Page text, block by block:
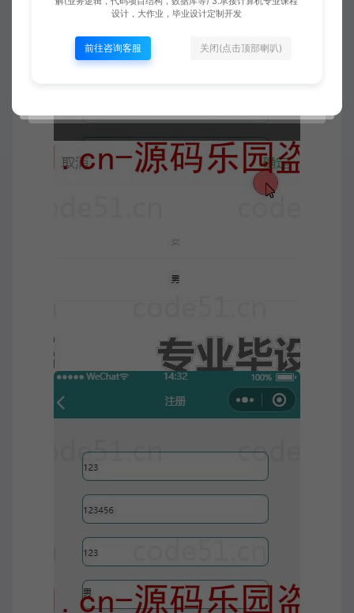
设计，大作业，毕业设计定制开发
前往咨询客服 关闭(点击顶部喇叭)